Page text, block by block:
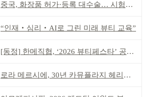
중국, 화장품 허가·등록 대수술… 시험자료 공용 허용
“인재‧심리‧AI로 그린 미래 뷰티 교육”
[동정] 한메직협, ‘2026 뷰티페스타’ 공동 주최
로라 메르시에, 30년 카뮤플라지 헤리티지 담아